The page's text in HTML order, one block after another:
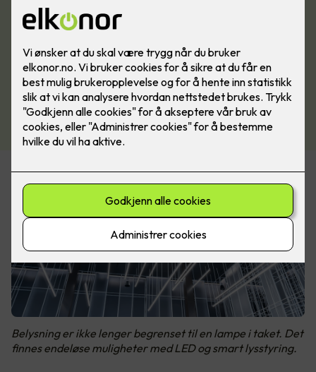
Belysning er ikke lenger begrenset til en lampe i taket. Det
finnes endeløse muligheter med LED og smart lysstyring.